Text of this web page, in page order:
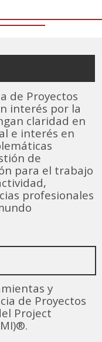
de Proyectos
interés por la
claridad en
e interés en
de
para el trabajo
profesionales
y
de Proyectos
Project